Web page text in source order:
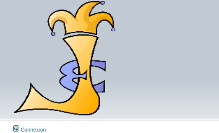
Connexion